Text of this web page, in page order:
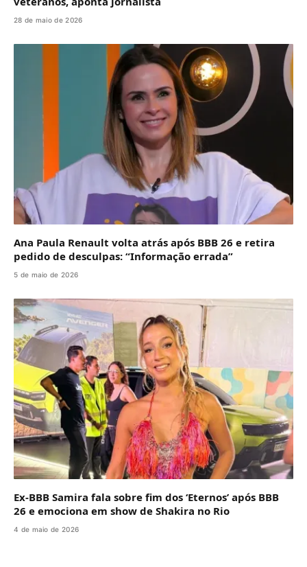
28 de maio de 2026
Ana Paula Renault volta atrás após BBB 26 e retira
pedido de desculpas: “Informação errada”
5 de maio de 2026
Ex-BBB Samira fala sobre fim dos ‘Eternos’ após BBB
26 e emociona em show de Shakira no Rio
4 de maio de 2026